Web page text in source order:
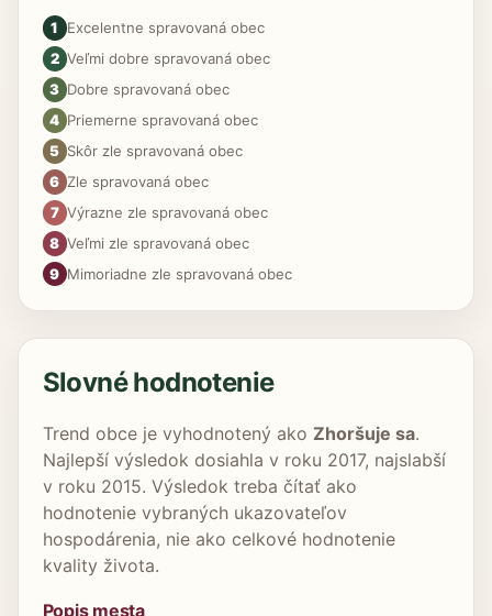
1 Excelentne spravovaná obec
2 Veľmi dobre spravovaná obec
3 Dobre spravovaná obec
4 Priemerne spravovaná obec
5 Skôr zle spravovaná obec
6 Zle spravovaná obec
7 Výrazne zle spravovaná obec
8 Veľmi zle spravovaná obec
9 Mimoriadne zle spravovaná obec
Slovné hodnotenie
Trend obce je vyhodnotený ako Zhoršuje sa.
Najlepší výsledok dosiahla v roku 2017, najslabší
v roku 2015. Výsledok treba čítať ako
hodnotenie vybraných ukazovateľov
hospodárenia, nie ako celkové hodnotenie
kvality života.
Popis mesta